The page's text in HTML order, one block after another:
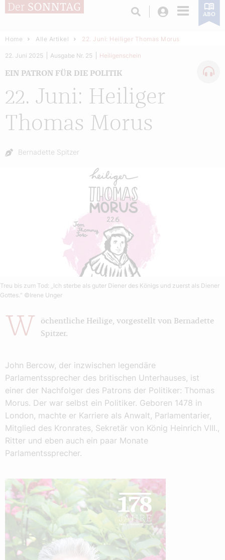
Login ABO
Home Alle Artikel 22. Juni: Heiliger Thomas Morus
22. Juni: Heiliger
Thomas Morus
EIN PATRON FÜR DIE POLITIK
22. Juni 2025 Ausgabe Nr. 25 Heiligenschein
Autor:
Bernadette Spitzer
Treu bis zum Tod: „Ich sterbe als guter Diener des Königs und zuerst als Diener
Gottes.“ ©Irene Unger
W
öchentliche Heilige, vorgestellt von Bernadette
Spitzer.
John Bercow, der inzwischen legendäre
Parlamentssprecher des britischen Unterhauses, ist
einer der Nachfolger des Patrons der Politiker: Thomas
Morus. Der war selbst ein Politiker. Geboren 1478 in
London, machte er Karriere als Anwalt, Parlamentarier,
Mitglied des Kronrates, Sekretär von König Heinrich VIII.,
Ritter und eben auch ein paar Monate
Parlamentssprecher.